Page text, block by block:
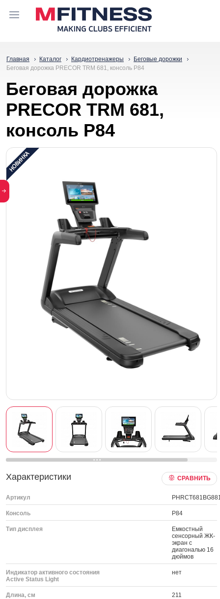
Главная Каталог Кардиотренажеры
Беговые дорожки
Беговая дорожка PRECOR TRM 681, консоль P84
Беговая дорожка
PRECOR TRM 681,
консоль P84
Характеристики СРАВНИТЬ
Артикул
Консоль P84
Тип дисплея
Емкостный
сенсорный ЖК-
экран с
диагональю 16
дюймов
Индикатор активного состояния
Active Status Light
нет
Длина, см 211